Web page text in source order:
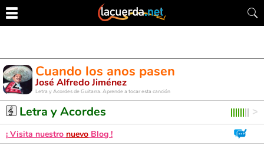
Cuando los anos pasen
José Alfredo Jiménez
Letra y Acordes de Guitarra. Aprende a tocar esta canción
Letra y Acordes
¡ Visita nuestro nuevo Blog !